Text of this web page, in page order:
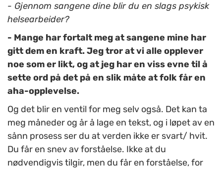
- Gjennom sangene dine blir du en slags psykisk
helsearbeider?
- Mange har fortalt meg at sangene mine har
gitt dem en kraft. Jeg tror at vi alle opplever
noe som er likt, og at jeg har en viss evne til å
sette ord på det på en slik måte at folk får en
aha-opplevelse.
Og det blir en ventil for meg selv også. Det kan ta
meg måneder og år å lage en tekst, og i løpet av en
sånn prosess ser du at verden ikke er svart/ hvit.
Du får en snev av forståelse. Ikke at du
nødvendigvis tilgir, men du får en forståelse, for